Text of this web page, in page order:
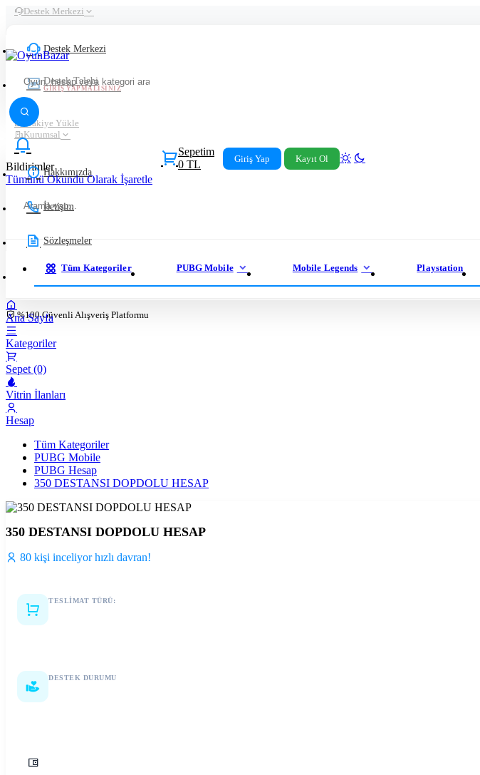
Destek Merkezi
Destek Merkezi
Destek Talebi
GIRIŞ YAPMALISINIZ
Bakiye Yükle
Kurumsal
Hakkımızda
İletişim
Sözleşmeler
Hızlı Erişim
%100 Güvenli Alışveriş Platformu
Bildirimler
Tümünü Okundu Olarak İşaretle
Sepetim
0 TL
Giriş Yap Kayıt Ol
Tüm Kategoriler PUBG Mobile Mobile Legends Playstation
Ana Sayfa
Kategoriler
Sepet (0)
Vitrin İlanları
Hesap
Tüm Kategoriler
PUBG Mobile
PUBG Hesap
350 DESTANSI DOPDOLU HESAP
350 DESTANSI DOPDOLU HESAP
80 kişi inceliyor hızlı davran!
TESLİMAT TÜRÜ:
DESTEK DURUMU